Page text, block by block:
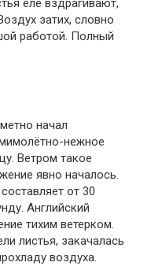
еле вздрагивают,
затих, словно
работой. Полный
начал
нежное
Ветром такое
явно началось.
от 30
Английский
тихим ветерком.
листья, закачалась
воздуха.